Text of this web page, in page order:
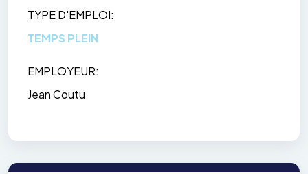
TYPE D'EMPLOI
TEMPS PLEIN
EMPLOYEUR
Jean Coutu